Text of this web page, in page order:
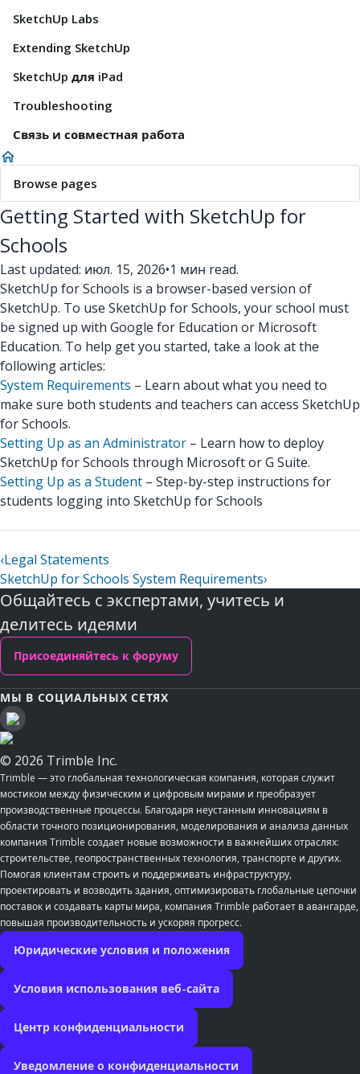
SketchUp Labs
Extending SketchUp
SketchUp для iPad
Troubleshooting
Связь и совместная работа
Browse pages
Getting Started with SketchUp for
Schools
Last updated: июл. 15, 2026•1 мин read.
SketchUp for Schools is a browser-based version of
SketchUp. To use SketchUp for Schools, your school must
be signed up with Google for Education or Microsoft
Education. To help get you started, take a look at the
following articles:
System Requirements – Learn about what you need to
make sure both students and teachers can access SketchUp
for Schools.
Setting Up as an Administrator – Learn how to deploy
SketchUp for Schools through Microsoft or G Suite.
Setting Up as a Student – Step-by-step instructions for
students logging into SketchUp for Schools
‹Legal Statements
SketchUp for Schools System Requirements›
Общайтесь с экспертами, учитесь и
делитесь идеями
Присоединяйтесь к форуму
МЫ В СОЦИАЛЬНЫХ СЕТЯХ
© 2026 Trimble Inc.
Trimble — это глобальная технологическая компания, которая служит
мостиком между физическим и цифровым мирами и преобразует
производственные процессы. Благодаря неустанным инновациям в
области точного позиционирования, моделирования и анализа данных
компания Trimble создает новые возможности в важнейших отраслях:
строительстве, геопространственных технология, транспорте и других.
Помогая клиентам строить и поддерживать инфраструктуру,
проектировать и возводить здания, оптимизировать глобальные цепочки
поставок и создавать карты мира, компания Trimble работает в авангарде,
повышая производительность и ускоряя прогресс.
Юридические условия и положения
Условия использования веб-сайта
Центр конфиденциальности
Уведомление о конфиденциальности